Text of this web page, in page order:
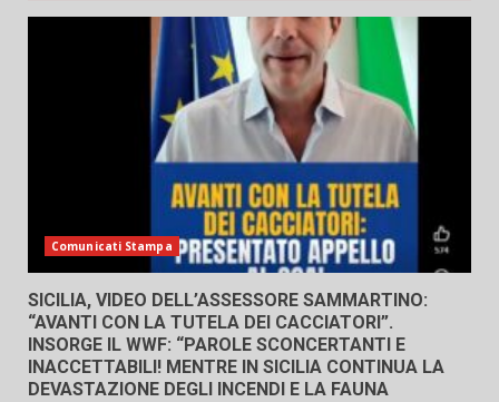
Comunicati Stampa
SICILIA, VIDEO DELL’ASSESSORE SAMMARTINO:
“AVANTI CON LA TUTELA DEI CACCIATORI”.
INSORGE IL WWF: “PAROLE SCONCERTANTI E
INACCETTABILI! MENTRE IN SICILIA CONTINUA LA
DEVASTAZIONE DEGLI INCENDI E LA FAUNA